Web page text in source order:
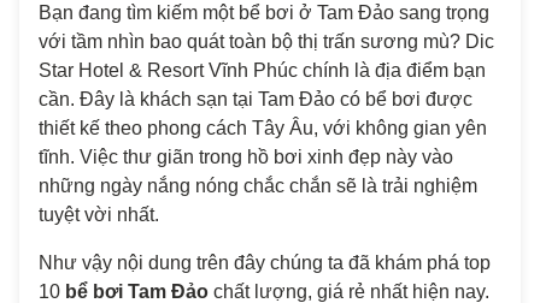
Bạn đang tìm kiếm một bể bơi ở Tam Đảo sang trọng
với tầm nhìn bao quát toàn bộ thị trấn sương mù? Dic
Star Hotel & Resort Vĩnh Phúc chính là địa điểm bạn
cần. Đây là khách sạn tại Tam Đảo có bể bơi được
thiết kế theo phong cách Tây Âu, với không gian yên
tĩnh. Việc thư giãn trong hồ bơi xinh đẹp này vào
những ngày nắng nóng chắc chắn sẽ là trải nghiệm
tuyệt vời nhất.
Như vậy nội dung trên đây chúng ta đã khám phá top
10 bể bơi Tam Đảo chất lượng, giá rẻ nhất hiện nay.